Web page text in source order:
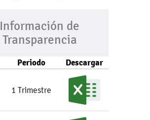
Información de
Transparencia
Periodo Descargar
1 Trimestre